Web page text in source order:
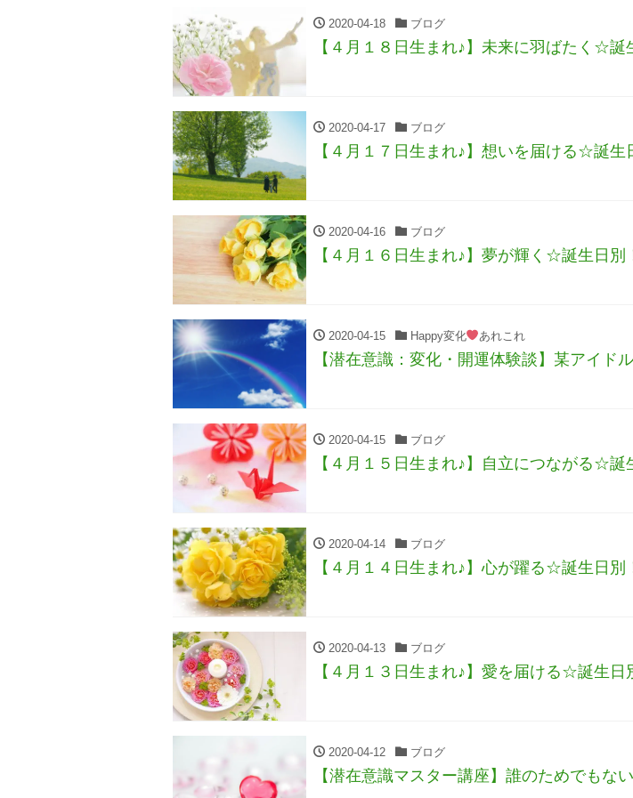
2020-04-18 ブログ
【４月１８日生まれ♪】未来に羽ばたく☆
2020-04-17 ブログ
【４月１７日生まれ♪】想いを届ける☆誕
2020-04-16 ブログ
【４月１６日生まれ♪】夢が輝く☆誕生日
2020-04-15 Happy変化 あれこれ
【潜在意識：変化・開運体験談】某アイド
2020-04-15 ブログ
【４月１５日生まれ♪】自立につながる☆
2020-04-14 ブログ
【４月１４日生まれ♪】心が躍る☆誕生日
2020-04-13 ブログ
【４月１３日生まれ♪】愛を届ける☆誕生
2020-04-12 ブログ
【潜在意識マスター講座】誰のためでもな